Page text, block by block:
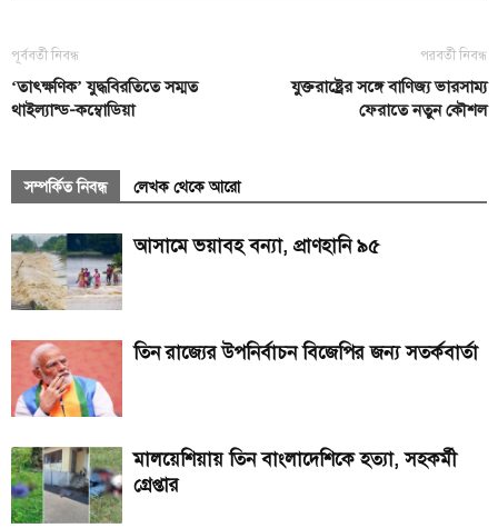
পূর্ববর্তী নিবন্ধ
‘তাৎক্ষণিক’ যুদ্ধবিরতিতে সম্মত
থাইল্যান্ড-কম্বোডিয়া
পরবর্তী নিবন্ধ
যুক্তরাষ্ট্রের সঙ্গে বাণিজ্য ভারসাম্য
ফেরাতে নতুন কৌশল
সম্পর্কিত নিবন্ধ লেখক থেকে আরো
আসামে ভয়াবহ বন্যা, প্রাণহানি ৯৫
তিন রাজ্যের উপনির্বাচন বিজেপির জন্য সতর্কবার্তা
মালয়েশিয়ায় তিন বাংলাদেশিকে হত্যা, সহকর্মী
গ্রেপ্তার